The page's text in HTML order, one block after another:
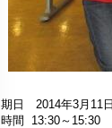
期日 2014年3月11日
時間 13:30～15:30